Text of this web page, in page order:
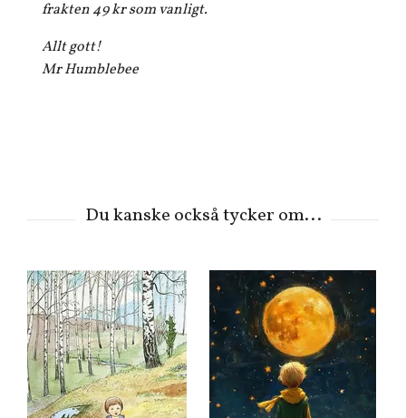
frakten 49 kr som vanligt.
Allt gott!
Mr Humblebee